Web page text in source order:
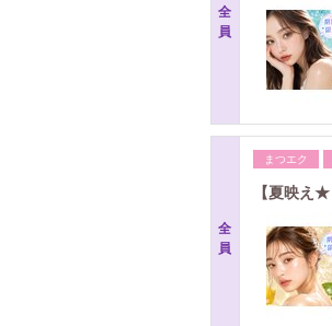
全
員
全
員
まつエク
【夏映え